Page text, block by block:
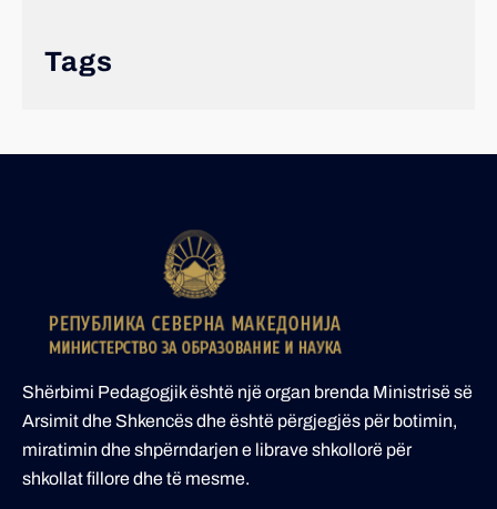
Tags
Shërbimi Pedagogjik është një organ brenda Ministrisë së
Arsimit dhe Shkencës dhe është përgjegjës për botimin,
miratimin dhe shpërndarjen e librave shkollorë për
shkollat fillore dhe të mesme.